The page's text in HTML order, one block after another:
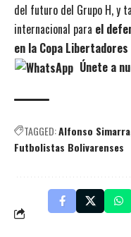
del futuro del Grupo H, y
internacional para el
en la Copa
Únete a
TAGGED:Alfonso Simarra
Futbolistas Bolivarenses